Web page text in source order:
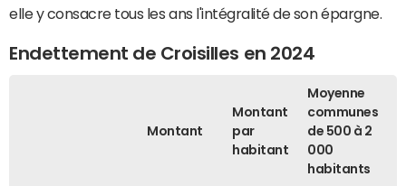
elle y consacre tous les ans l'intégralité de son épargne.
Endettement de Croisilles en 2024
Montant
Montant
par
habitant
Moyenne
communes
de 500 à 2
000
habitants